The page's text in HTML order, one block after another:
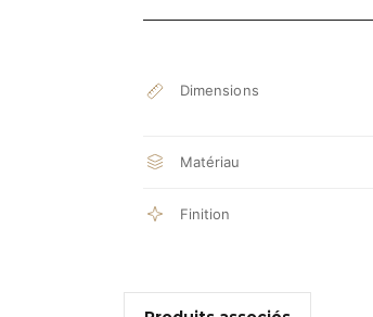
Dimensions
Matériau
Finition